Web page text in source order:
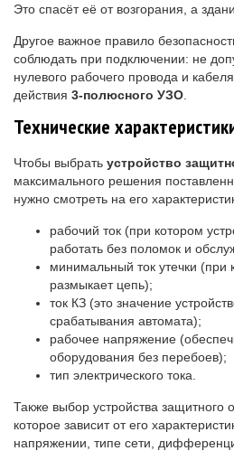
Это спасёт её от возгорания, а
Другое важное правило
соблюдать при подключении: не
нулевого рабочего провода и
действия 3-полюсного УЗО
Технические
Чтобы выбрать устройство
максимального решения
нужно смотреть на его
рабочий ток (при котором
работать без поломок и
минимальный ток утечки (при
размыкает цепь);
ток КЗ (это значение
срабатывания автомата);
рабочее напряжение
оборудования без перебоев);
тип электрического тока.
Также выбор устройства
которое зависит от его
напряжении, типе сети,